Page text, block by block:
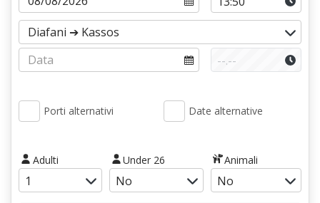
Porti alternativi Date alternative
Adulti Under 26 Animali